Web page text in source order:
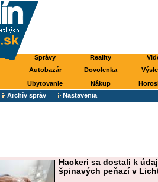
Správy Reality
Autobazár Dovolenka
Ubytovanie Nákup
Archív správ Nastavenia
Hackeri sa dostali k
špinavých peňazí v